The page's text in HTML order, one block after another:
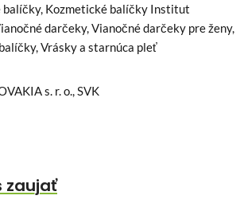
balíčky, Kozmetické balíčky Institut
darčeky, Vianočné darčeky pre ženy,
, Vrásky a starnúca pleť
s. r. o., SVK
zaujať